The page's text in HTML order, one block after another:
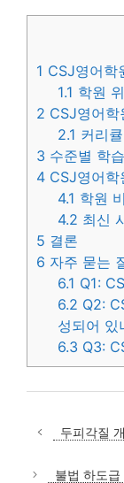
1 CSJ영어학
1.1 학원
2 CSJ영어학
2.1 커리
3 수준별 학
4 CSJ영어학
4.1 학원 비
4.2 최신
5 결론
6 자주 묻는
6.1 Q1:
6.2 Q2:
성되어 있
6.3 Q3:
두피각질
불법 하도